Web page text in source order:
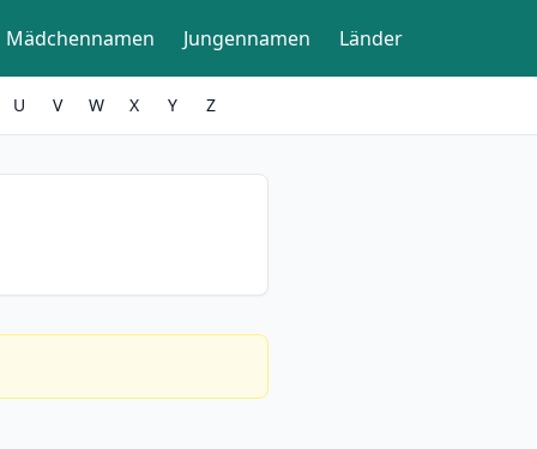
Mädchennamen Jungennamen Länder
U V W X Y Z